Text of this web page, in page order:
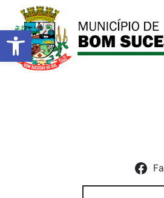
Barra de